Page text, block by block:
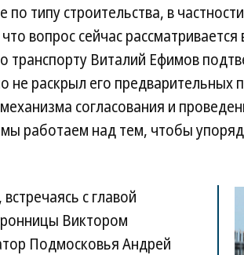
по типу строительства, в
вопрос сейчас
транспорту Виталий Ефимов
не раскрыл его предварительных
согласования и
работаем над тем, чтобы
с главой
Виктором
Подмосковья Андрей